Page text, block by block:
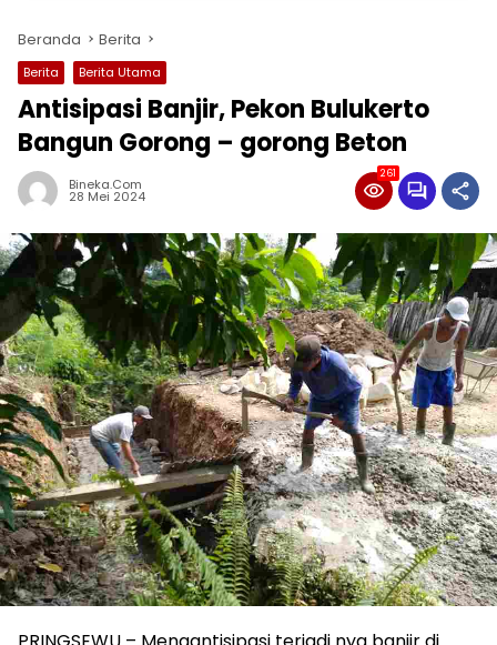
Beranda Berita
Berita Berita Utama
Antisipasi Banjir, Pekon Bulukerto
Bangun Gorong – gorong Beton
Bineka.com
28 Mei 2024
261